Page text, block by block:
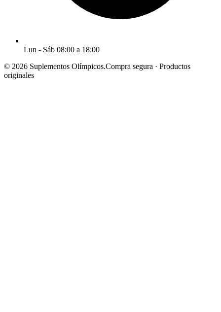
Lun - Sáb 08:00 a 18:00
© 2026 Suplementos Olímpicos.Compra segura · Productos
originales